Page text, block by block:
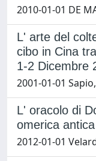
2010-01-01 DE
L' arte del
cibo in Cina
1-2 Dicembre
2001-01-01
L' oracolo di
omerica
2012-01-01